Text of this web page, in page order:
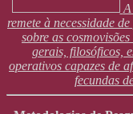
A
remete à necessidade
sobre as
gerais, filosóficos,
operativos capazes de
fecundas